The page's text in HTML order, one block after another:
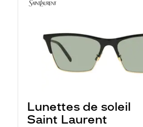
Lunettes de soleil
Saint Laurent